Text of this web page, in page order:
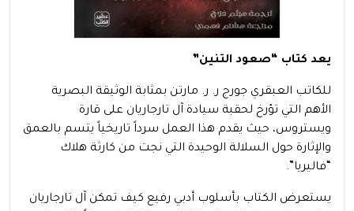
يعد كتاب “صعود التنين”
للكاتب العبقري جورج ر. ر. مارتن بمثابة الوثيقة البصرية
الأهم التي تؤرخ لحقبة سيادة آل تارجاريان على قارة
ويستروس، حيث يقدم هذا العمل سرداً تاريخياً يتسم بالعمق
والإثارة حول السلالة الوحيدة التي نجت من كارثة هلاك
“فاليريا”.
يستعرض الكتاب بأسلوب أدبي رفيع كيف تمكن آل تارجاريان